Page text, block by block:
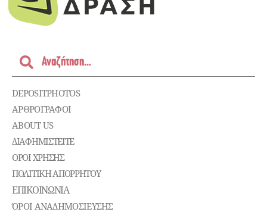
DEPOSITPHOTOS
ΑΡΘΡΟΓΡΑΦΟΙ
ABOUT US
ΔΙΑΦΗΜΙΣΤΕΊΤΕ
ΌΡΟΙ ΧΡΉΣΗΣ
ΠΟΛΙΤΙΚΉ ΑΠΟΡΡΉΤΟΥ
ΕΠΙΚΟΙΝΩΝΊΑ
ΌΡΟΙ ΑΝΑΔΗΜΟΣΙΕΥΣΗΣ